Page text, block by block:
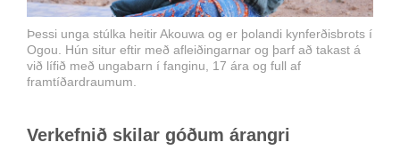
Þessi unga stúlka heitir Akouwa og er þolandi kynferðisbrots í
Ogou. Hún situr eftir með afleiðingarnar og þarf að takast á
við lífið með ungabarn í fanginu, 17 ára og full af
framtíðardraumum.
Verk­efn­ið skil­ar góð­um ár­angri